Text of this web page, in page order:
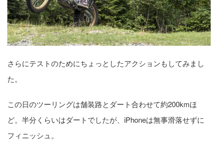
さらにテストのためにちょっとしたアクションもしてみまし
た。
この日のツーリングは舗装路とダート合わせて約200kmほ
ど。半分くらいはダートでしたが、iPhoneは無事滑落せずに
フィニッシュ。